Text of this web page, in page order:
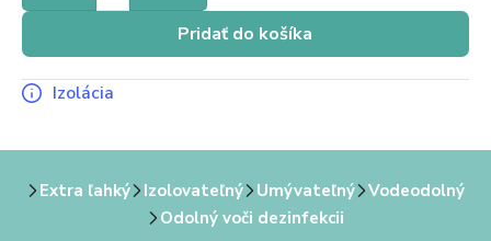
Pridať do košíka
Izolácia
Extra ľahký Izolovateľný Umývateľný
Vodeodolný
Odolný voči dezinfekcii